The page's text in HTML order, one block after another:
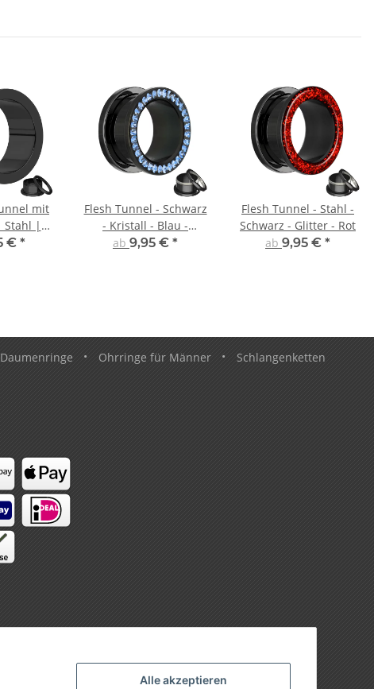
Alle akzeptieren
mit
Stahl |
€ *
Flesh Tunnel - Schwarz
- Kristall - Blau -
Schutzschicht
ab 9,95 € *
Flesh Tunnel - Stahl -
Schwarz - Glitter - Rot
ab 9,95 € *
Daumenringe • Ohrringe für Männer • Schlangenketten